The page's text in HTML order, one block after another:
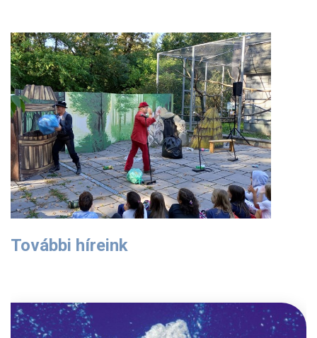
További híreink